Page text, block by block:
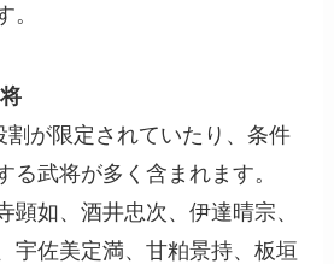
。
が限定されていたり、条件
る武将が多く含まれます。
如、酒井忠次、伊達晴宗、
宇佐美定満、甘粕景持、板垣